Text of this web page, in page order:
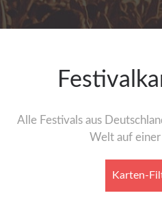
Alle Festivals aus
Welt auf
Karten-